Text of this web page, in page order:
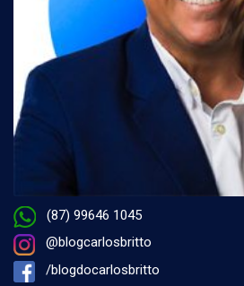
(87) 99646 1045
@blogcarlosbritto
/blogdocarlosbritto